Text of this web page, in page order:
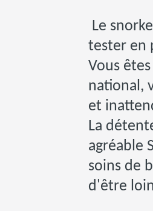
Le
tester en
Vous
national,
et
La
agréable
soins de
d'être